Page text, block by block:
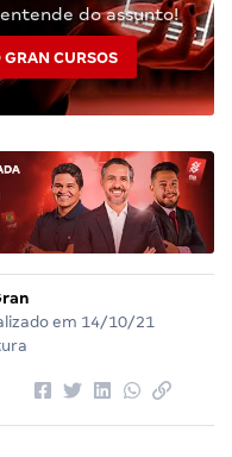
do assunto!
CURSOS
em 14/10/21